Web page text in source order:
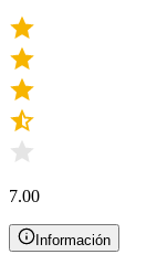
7.00
Información